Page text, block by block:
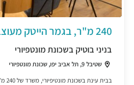
240 מ"ר, בגמר הייטק מעוצב ומרשים
בניני בוטיק בשכונת מונטפיורי
שטיבל 9, תל אביב יפו, שכונת מונטפיורי